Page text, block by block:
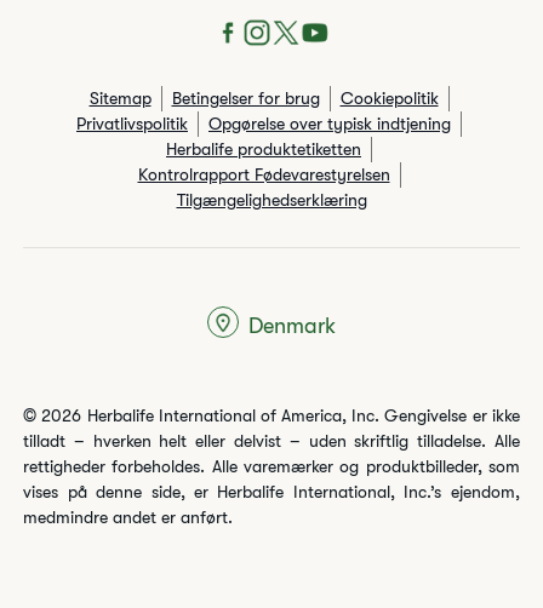
Sitemap Betingelser for brug
Cookiepolitik
Privatlivspolitik
Opgørelse over typisk indtjening
Herbalife produktetiketten
Kontrolrapport Fødevarestyrelsen
Tilgængelighedserklæring
© 2026 Herbalife International of America, Inc. Gengivelse er ikke
tilladt – hverken helt eller delvist – uden skriftlig tilladelse. Alle
rettigheder forbeholdes. Alle varemærker og produktbilleder, som
vises på denne side, er Herbalife International, Inc.’s ejendom,
medmindre andet er anført.
Denmark